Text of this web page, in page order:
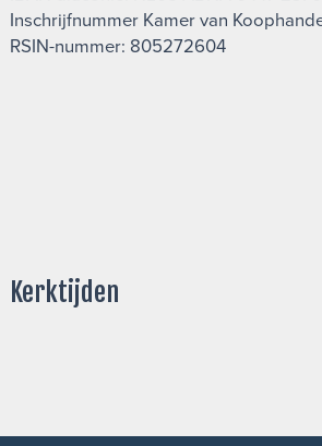
Inschrijfnummer Kamer van
RSIN-nummer: 805272604
Kerktijden